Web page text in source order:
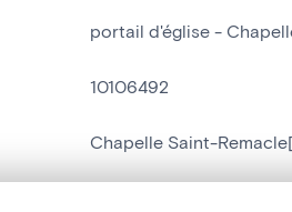
portail d'église -
10106492
Chapelle Saint-